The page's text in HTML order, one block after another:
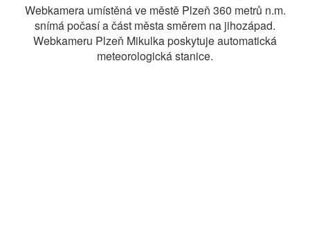
Webkamera umístěná ve městě Plzeň 360 metrů n.m.
snímá počasí a část města směrem na jihozápad.
Webkameru Plzeň Mikulka poskytuje automatická
meteorologická stanice.